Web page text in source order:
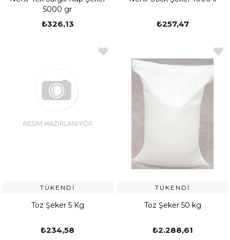
5000 gr
₺326,13 ₺257,47
TÜKENDI
Toz Şeker 5 Kg
₺234,58
TÜKENDI
Toz Şeker 50 kg
₺2.288,61